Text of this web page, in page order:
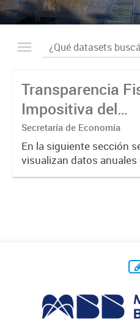
Transparencia
Impositiva del
Municipio. Año
Secretaría de Economía
En la siguiente sección
visualizan datos
la transparencia fiscal e